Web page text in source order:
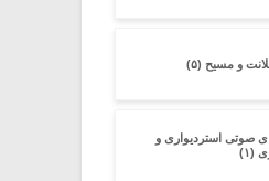
و مسیح (۵)
صوتی استردیواری و
(۱)